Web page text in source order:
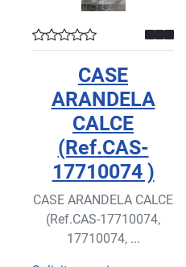
CASE
ARANDELA
CALCE
(Ref.CAS-
17710074 )
CASE ARANDELA CALCE
(Ref.CAS-17710074,
17710074, ...